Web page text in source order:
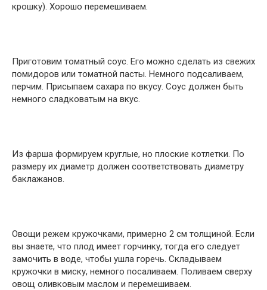
крошку). Хорошо перемешиваем.
Приготовим томатный соус. Его можно сделать из свежих
помидоров или томатной пасты. Немного подсаливаем,
перчим. Присыпаем сахара по вкусу. Соус должен быть
немного сладковатым на вкус.
Из фарша формируем круглые, но плоские котлетки. По
размеру их диаметр должен соответствовать диаметру
баклажанов.
Овощи режем кружочками, примерно 2 см толщиной. Если
вы знаете, что плод имеет горчинку, тогда его следует
замочить в воде, чтобы ушла горечь. Складываем
кружочки в миску, немного посаливаем. Поливаем сверху
овощ оливковым маслом и перемешиваем.